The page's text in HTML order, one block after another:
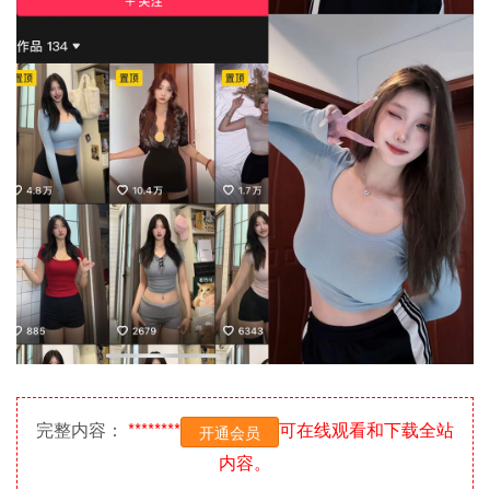
完整内容： ******** 开通会员
可在线观看和下载全站
内容。